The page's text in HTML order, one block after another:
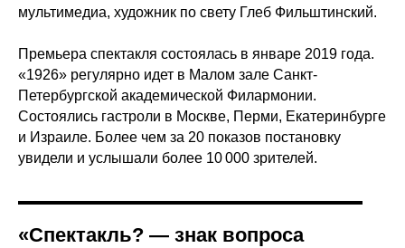
мультимедиа, художник по свету Глеб Фильштинский.
Премьера спектакля состоялась в январе 2019 года.
«1926» регулярно идет в Малом зале Санкт-
Петербургской академической Филармонии.
Состоялись гастроли в Москве, Перми, Екатеринбурге
и Израиле. Более чем за 20 показов постановку
увидели и услышали более 10 000 зрителей.
«Спектакль? — знак вопроса